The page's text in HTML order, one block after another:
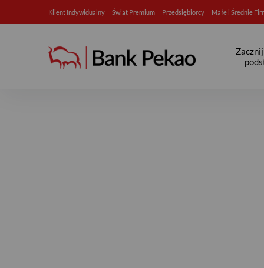
Klient Indywidualny Świat Premium Przedsiębiorcy Małe i Średnie